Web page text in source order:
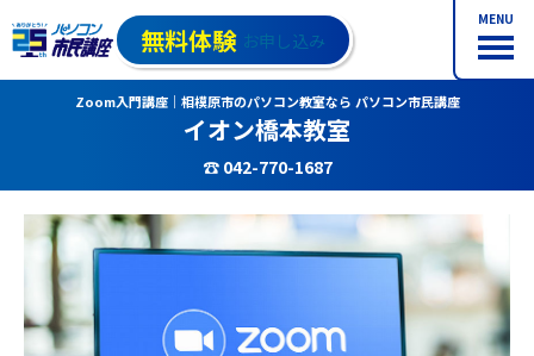
MENU
無料体験 お申し込み
Zoom入門講座｜相模原市のパソコン教室なら パソコン市民講座
イオン橋本教室
☎ 042-770-1687